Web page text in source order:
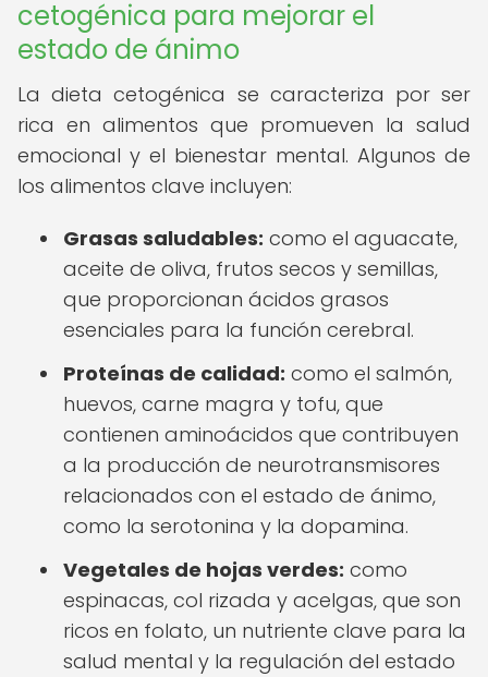
cetogénica para mejorar el
estado de ánimo
La dieta cetogénica se caracteriza por ser
rica en alimentos que promueven la salud
emocional y el bienestar mental. Algunos de
los alimentos clave incluyen:
Grasas saludables: como el aguacate,
aceite de oliva, frutos secos y semillas,
que proporcionan ácidos grasos
esenciales para la función cerebral.
Proteínas de calidad: como el salmón,
huevos, carne magra y tofu, que
contienen aminoácidos que contribuyen
a la producción de neurotransmisores
relacionados con el estado de ánimo,
como la serotonina y la dopamina.
Vegetales de hojas verdes: como
espinacas, col rizada y acelgas, que son
ricos en folato, un nutriente clave para la
salud mental y la regulación del estado